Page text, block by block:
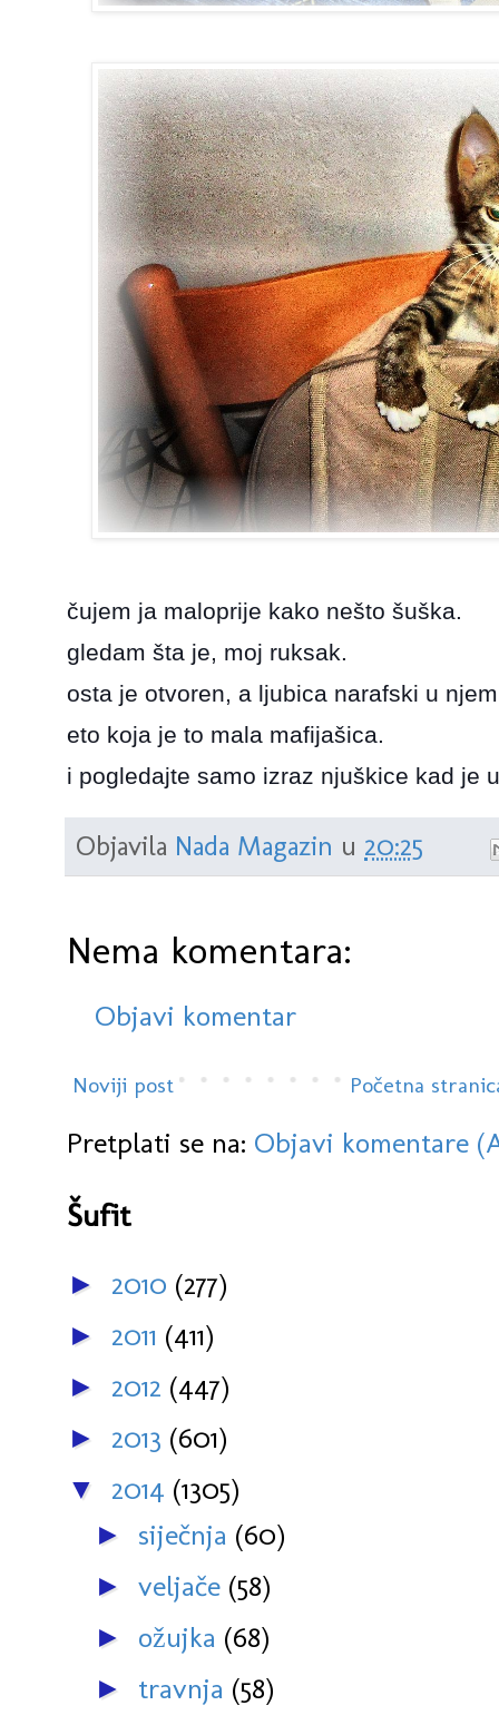
čujem ja maloprije kako nešto šuška.
gledam šta je, moj ruksak.
osta je otvoren, a ljubica narafski u
eto koja je to mala mafijašica.
i pogledajte samo izraz njuškice kad je
Objavila Nada Magazin u 20:25
Nema komentara:
Objavi komentar
Noviji post Početna
Pretplati se na: Objavi komentare
Šufit
► 2010 (277)
► 2011 (411)
► 2012 (447)
► 2013 (601)
▼ 2014 (1305)
► siječnja (60)
► veljače (58)
► ožujka (68)
► travnja (58)